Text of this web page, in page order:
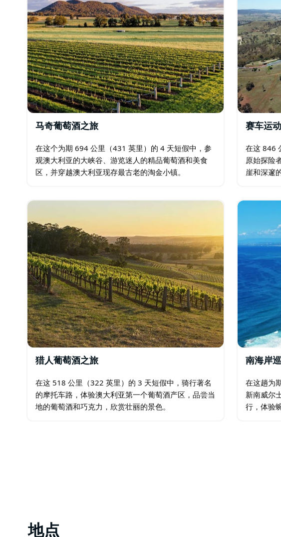
马奇葡萄酒之旅
在这个为期 694 公里（431 英里）的 4 天短假中，参
观澳大利亚的大峡谷、游览迷人的精品葡萄酒和美食
区，并穿越澳大利亚现存最古老的淘金小镇。
赛车运
在这 846
原始探险
崖和深邃
猎人葡萄酒之旅
在这 518 公里（322 英里）的 3 天短假中，骑行著名
的摩托车路，体验澳大利亚第一个葡萄酒产区，品尝当
地的葡萄酒和巧克力，欣赏壮丽的景色。
南海岸
在这趟为
新南威尔
行，体验
地点